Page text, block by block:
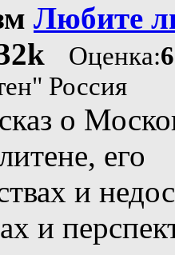
Любите
Оценка:
Россия
о
его
и
и